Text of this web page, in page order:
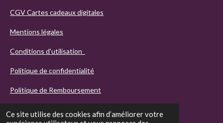
Ce site utilise des cookies afin d’améliorer votre
CGV Cartes cadeaux digitales
Mentions légales
Conditions d'utilisation
Politique de confidentialité
Politique de Remboursement